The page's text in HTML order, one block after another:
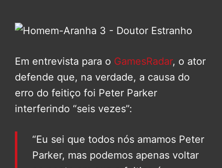
Em entrevista para o GamesRadar, o ator
defende que, na verdade, a causa do
erro do feitiço foi Peter Parker
interferindo “seis vezes”:
“Eu sei que todos nós amamos Peter
Parker, mas podemos apenas voltar